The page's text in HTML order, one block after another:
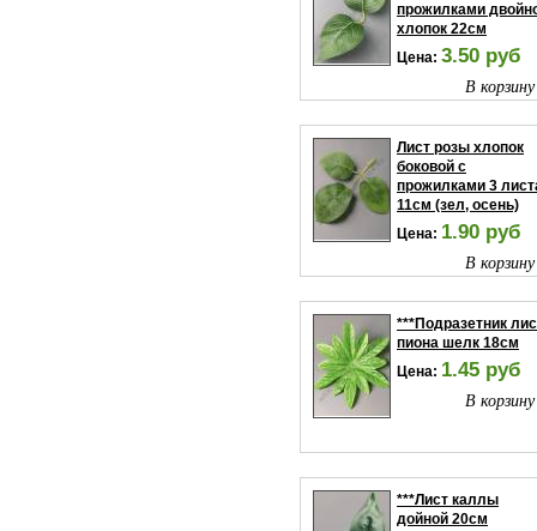
прожилками
хлопок 22см
Цена: 3.50 руб
В
Лист розы хлопок
боковой с
прожилками 3
11см (зел, осень)
Цена: 1.90 руб
В
***Подразетник
пиона шелк 18см
Цена: 1.45 руб
В
***Лист каллы
дойной 20см